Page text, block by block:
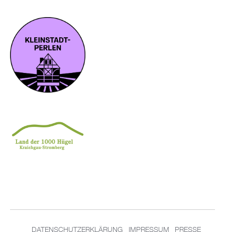
DATENSCHUTZERKLÄRUNG IMPRESSUM PRESSE